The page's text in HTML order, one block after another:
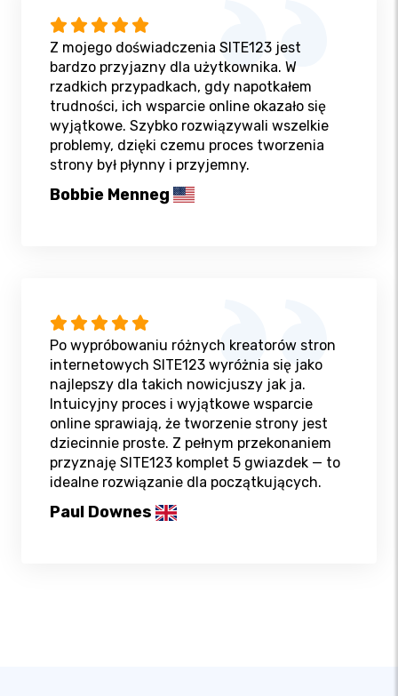
Z mojego doświadczenia SITE123 jest
bardzo przyjazny dla użytkownika. W
rzadkich przypadkach, gdy napotkałem
trudności, ich wsparcie online okazało się
wyjątkowe. Szybko rozwiązywali wszelkie
problemy, dzięki czemu proces tworzenia
strony był płynny i przyjemny.
Bobbie Menneg
Po wypróbowaniu różnych kreatorów stron
internetowych SITE123 wyróżnia się jako
najlepszy dla takich nowicjuszy jak ja.
Intuicyjny proces i wyjątkowe wsparcie
online sprawiają, że tworzenie strony jest
dziecinnie proste. Z pełnym przekonaniem
przyznaję SITE123 komplet 5 gwiazdek — to
idealne rozwiązanie dla początkujących.
Paul Downes